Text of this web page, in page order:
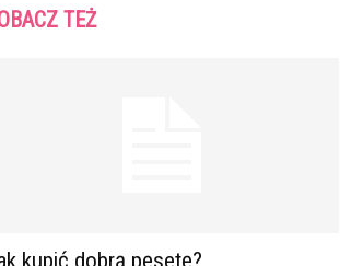
TEŻ
kupić dobrą pęsetę?